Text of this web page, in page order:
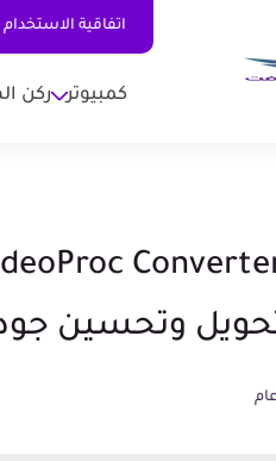
اتفاقية الاستخدام
كمبيوتر ركن
وتحسين